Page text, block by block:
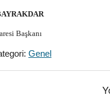
Başkanı
Genel